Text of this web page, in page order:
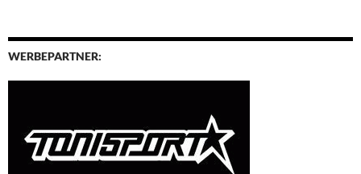
WERBEPARTNER: